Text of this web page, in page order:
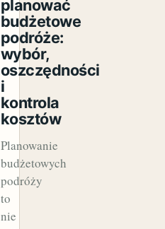
planować
budżetowe
podróże:
wybór,
oszczędności
i
kontrola
kosztów
Planowanie
budżetowych
podróży
to
nie